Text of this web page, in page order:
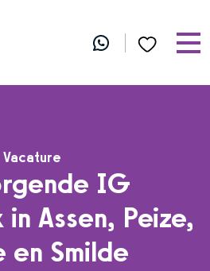
Vacature
IG
Assen, Peize,
en Smilde